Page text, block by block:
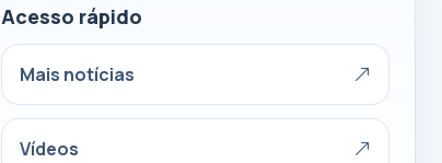
Acesso rápido
Mais notícias
Vídeos